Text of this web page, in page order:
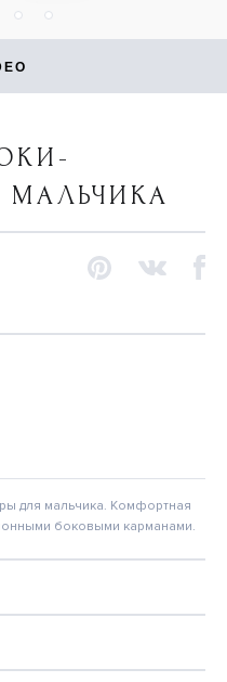
для мальчика. Комфортная
боковыми карманами.